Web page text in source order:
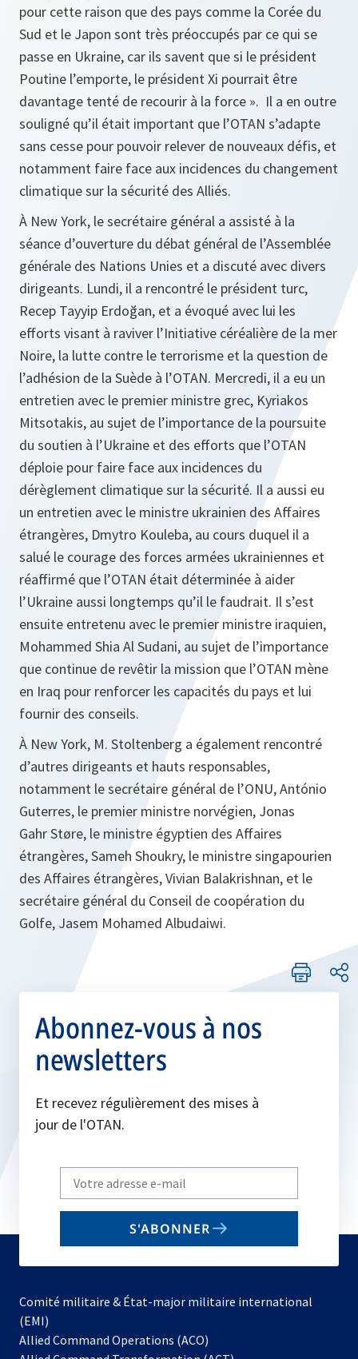
pour cette raison que des pays comme la Corée du
Sud et le Japon sont très préoccupés par ce qui se
passe en Ukraine, car ils savent que si le président
Poutine l’emporte, le président Xi pourrait être
davantage tenté de recourir à la force ». Il a en outre
souligné qu’il était important que l’OTAN s’adapte
sans cesse pour pouvoir relever de nouveaux défis, et
notamment faire face aux incidences du changement
climatique sur la sécurité des Alliés.
À New York, le secrétaire général a assisté à la
séance d’ouverture du débat général de l’Assemblée
générale des Nations Unies et a discuté avec divers
dirigeants. Lundi, il a rencontré le président turc,
Recep Tayyip Erdoğan, et a évoqué avec lui les
efforts visant à raviver l’Initiative céréalière de la mer
Noire, la lutte contre le terrorisme et la question de
l’adhésion de la Suède à l’OTAN. Mercredi, il a eu un
entretien avec le premier ministre grec, Kyriakos
Mitsotakis, au sujet de l’importance de la poursuite
du soutien à l’Ukraine et des efforts que l’OTAN
déploie pour faire face aux incidences du
dérèglement climatique sur la sécurité. Il a aussi eu
un entretien avec le ministre ukrainien des Affaires
étrangères, Dmytro Kouleba, au cours duquel il a
salué le courage des forces armées ukrainiennes et
réaffirmé que l’OTAN était déterminée à aider
l’Ukraine aussi longtemps qu’il le faudrait. Il s’est
ensuite entretenu avec le premier ministre iraquien,
Mohammed Shia Al Sudani, au sujet de l’importance
que continue de revêtir la mission que l’OTAN mène
en Iraq pour renforcer les capacités du pays et lui
fournir des conseils.
À New York, M. Stoltenberg a également rencontré
d’autres dirigeants et hauts responsables,
notamment le secrétaire général de l’ONU, António
Guterres, le premier ministre norvégien, Jonas
Gahr Støre, le ministre égyptien des Affaires
étrangères, Sameh Shoukry, le ministre singapourien
des Affaires étrangères, Vivian Balakrishnan, et le
secrétaire général du Conseil de coopération du
Golfe, Jasem Mohamed Albudaiwi.
Abonnez-vous à nos
newsletters
Et recevez régulièrement des mises à
jour de l'OTAN.
Write
your
email
S'ABONNER
Comité militaire & État-major militaire international
(EMI)
Allied Command Operations (ACO)